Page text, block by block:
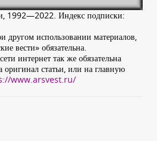
1992—2022. Индекс подписки:
другом использовании материалов,
вести» обязательна.
интернет так же обязательна
оригинал статьи, или на главную
www.arsvest.ru/